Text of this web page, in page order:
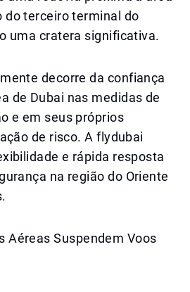
do terceiro terminal do
uma cratera significativa.
decorre da confiança
de Dubai nas medidas de
e em seus próprios
de risco. A flydubai
e rápida resposta
na região do Oriente
Aéreas Suspendem Voos